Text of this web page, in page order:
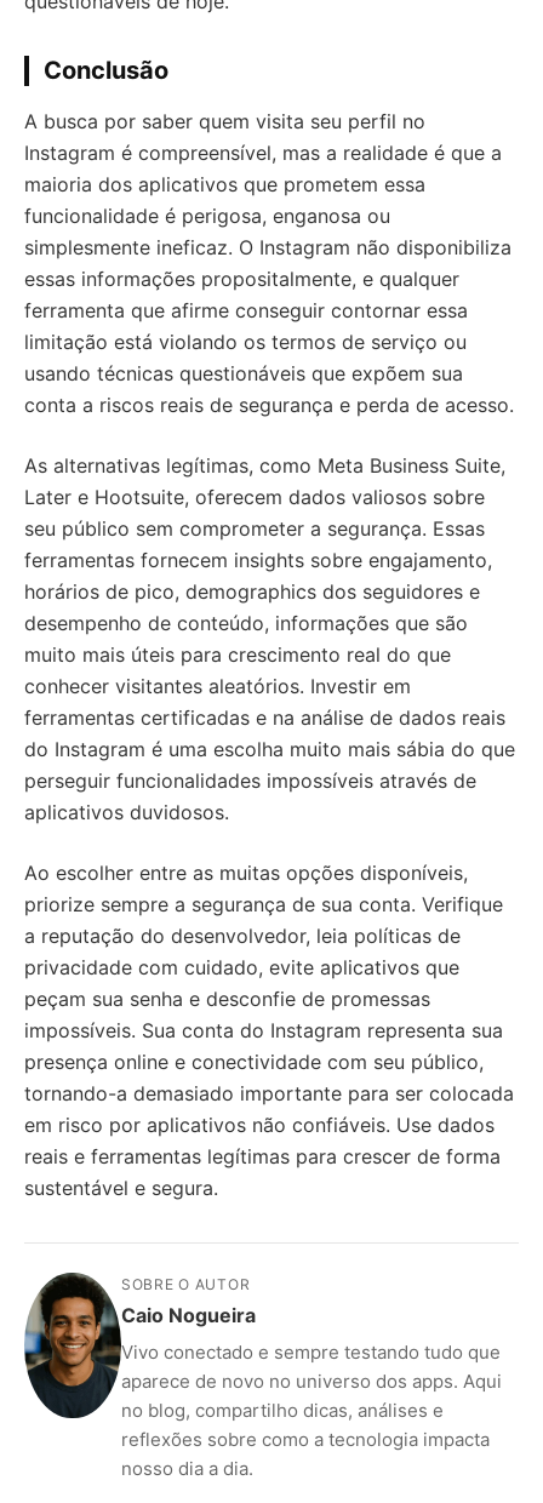
Conclusão
A busca por saber quem visita seu perfil no
Instagram é compreensível, mas a realidade é que a
maioria dos aplicativos que prometem essa
funcionalidade é perigosa, enganosa ou
simplesmente ineficaz. O Instagram não disponibiliza
essas informações propositalmente, e qualquer
ferramenta que afirme conseguir contornar essa
limitação está violando os termos de serviço ou
usando técnicas questionáveis que expõem sua
conta a riscos reais de segurança e perda de acesso.
As alternativas legítimas, como Meta Business Suite,
Later e Hootsuite, oferecem dados valiosos sobre
seu público sem comprometer a segurança. Essas
ferramentas fornecem insights sobre engajamento,
horários de pico, demographics dos seguidores e
desempenho de conteúdo, informações que são
muito mais úteis para crescimento real do que
conhecer visitantes aleatórios. Investir em
ferramentas certificadas e na análise de dados reais
do Instagram é uma escolha muito mais sábia do que
perseguir funcionalidades impossíveis através de
aplicativos duvidosos.
Ao escolher entre as muitas opções disponíveis,
priorize sempre a segurança de sua conta. Verifique
a reputação do desenvolvedor, leia políticas de
privacidade com cuidado, evite aplicativos que
peçam sua senha e desconfie de promessas
impossíveis. Sua conta do Instagram representa sua
presença online e conectividade com seu público,
tornando-a demasiado importante para ser colocada
em risco por aplicativos não confiáveis. Use dados
reais e ferramentas legítimas para crescer de forma
sustentável e segura.
SOBRE O AUTOR
Caio Nogueira
Vivo conectado e sempre testando tudo que
aparece de novo no universo dos apps. Aqui
no blog, compartilho dicas, análises e
reflexões sobre como a tecnologia impacta
nosso dia a dia.